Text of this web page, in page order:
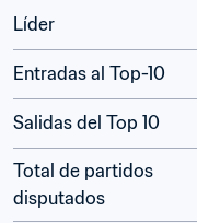
Líder
Entradas al Top-10
Salidas del Top 10
Total de partidos
disputados